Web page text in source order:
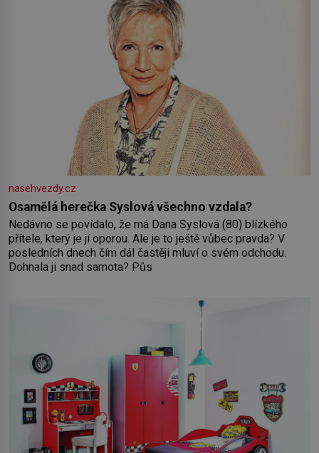
nasehvezdy.cz
Osamělá herečka Syslová všechno vzdala?
Nedávno se povídalo, že má Dana Syslová (80) blízkého
přítele, který je jí oporou. Ale je to ještě vůbec pravda? V
posledních dnech čím dál častěji mluví o svém odchodu.
Dohnala ji snad samota? Půs